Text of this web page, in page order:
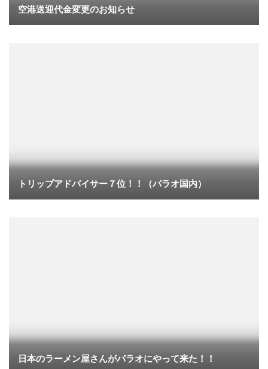
空港送迎代金変更のお知らせ
トリップアドバイサー７位！！（パラオ国内）
日本のラーメン屋さんがパラオにやって来た！！